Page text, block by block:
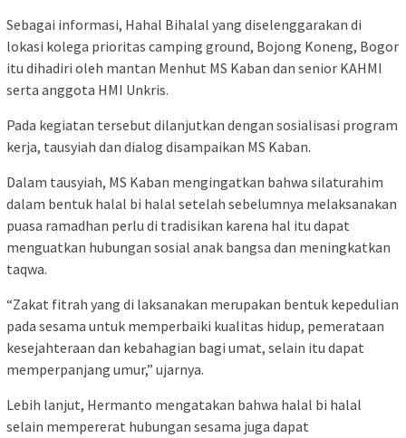
Sebagai informasi, Hahal Bihalal yang diselenggarakan di
lokasi kolega prioritas camping ground, Bojong Koneng, Bogor
itu dihadiri oleh mantan Menhut MS Kaban dan senior KAHMI
serta anggota HMI Unkris.
Pada kegiatan tersebut dilanjutkan dengan sosialisasi program
kerja, tausyiah dan dialog disampaikan MS Kaban.
Dalam tausyiah, MS Kaban mengingatkan bahwa silaturahim
dalam bentuk halal bi halal setelah sebelumnya melaksanakan
puasa ramadhan perlu di tradisikan karena hal itu dapat
menguatkan hubungan sosial anak bangsa dan meningkatkan
taqwa.
“Zakat fitrah yang di laksanakan merupakan bentuk kepedulian
pada sesama untuk memperbaiki kualitas hidup, pemerataan
kesejahteraan dan kebahagian bagi umat, selain itu dapat
memperpanjang umur,” ujarnya.
Lebih lanjut, Hermanto mengatakan bahwa halal bi halal
selain mempererat hubungan sesama juga dapat